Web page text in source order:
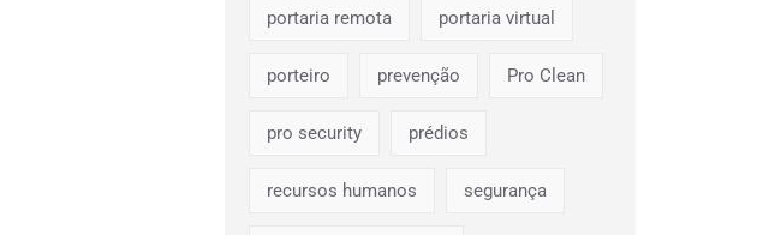
portaria remota portaria virtual
porteiro prevenção Pro Clean
pro security prédios
recursos humanos segurança